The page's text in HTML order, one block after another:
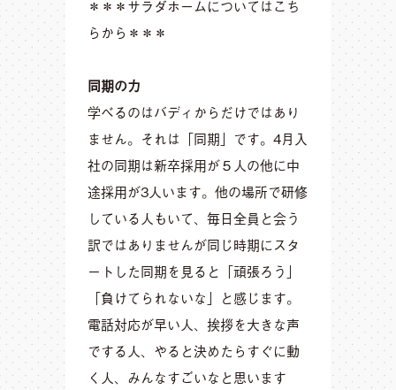
＊＊＊サラダホームについてはこち
らから＊＊＊
同期の力
学べるのはバディからだけではあり
ません。それは「同期」です。4月入
社の同期は新卒採用が５人の他に中
途採用が3人います。他の場所で研修
している人もいて、毎日全員と会う
訳ではありませんが同じ時期にスタ
ートした同期を見ると「頑張ろう」
「負けてられないな」と感じます。
電話対応が早い人、挨拶を大きな声
でする人、やると決めたらすぐに動
く人、みんなすごいなと思います